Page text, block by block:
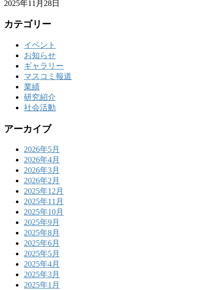
2025年11月28日
カテゴリー
イベント
お知らせ
ギャラリー
マスコミ報道
業績
研究紹介
社会活動
アーカイブ
2026年5月
2026年4月
2026年3月
2026年2月
2025年12月
2025年11月
2025年10月
2025年9月
2025年8月
2025年6月
2025年5月
2025年4月
2025年3月
2025年1月